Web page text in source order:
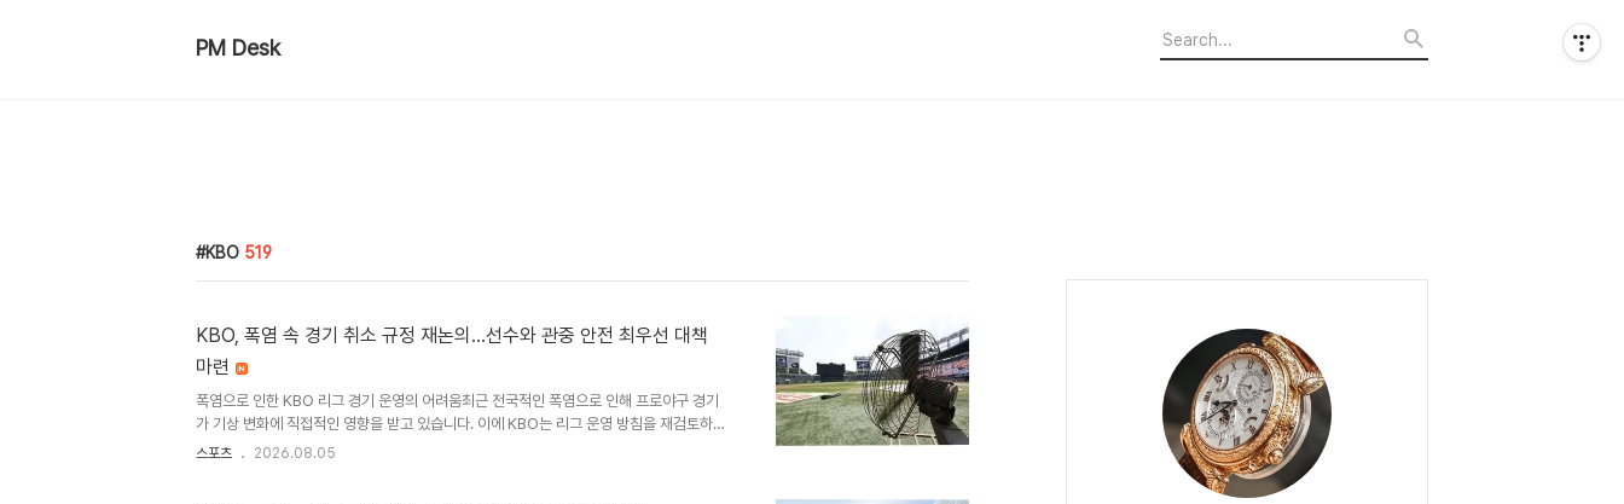
PM Desk
KBO 519
KBO, 폭염 속 경기 취소 규정 재논의…선수와 관중 안전 최우선 대책
마련
폭염으로 인한 KBO 리그 경기 운영의 어려움최근 전국적인 폭염으로 인해 프로야구 경기
가 기상 변화에 직접적인 영향을 받고 있습니다. 이에 KBO는 리그 운영 방침을 재검토하고
폭염 관련 종합 대책을 마련하기로 했습니다. 폭염 단계별 경기 운영 기준을 세분화한 새 규
스포츠 2026.08.05